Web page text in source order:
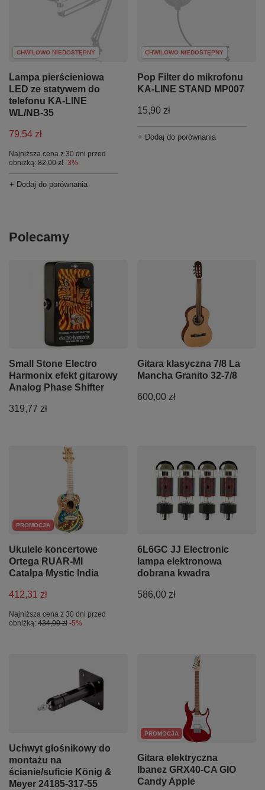
CHWILOWO NIEDOSTĘPNY
Lampa pierścieniowa
LED ze statywem do
telefonu KA-LINE
WL/NB-35
79,54 zł
Najniższa cena z 30 dni przed
obniżką: 82,00 zł -3%
+ Dodaj do porównania
CHWILOWO NIEDOSTĘPNY
Pop Filter do mikrofonu
KA-LINE STAND MP007
15,90 zł
+ Dodaj do porównania
Polecamy
Small Stone Electro
Harmonix efekt gitarowy
Analog Phase Shifter
319,77 zł
Gitara klasyczna 7/8 La
Mancha Granito 32-7/8
600,00 zł
PROMOCJA
Ukulele koncertowe
Ortega RUAR-MI
Catalpa Mystic India
412,31 zł
Najniższa cena z 30 dni przed
obniżką: 434,00 zł -5%
6L6GC JJ Electronic
lampa elektronowa
dobrana kwadra
586,00 zł
Uchwyt głośnikowy do
montażu na
ścianie/suficie König &
Meyer 24185-317-55
PROMOCJA
Gitara elektryczna
Ibanez GRX40-CA GIO
Candy Apple